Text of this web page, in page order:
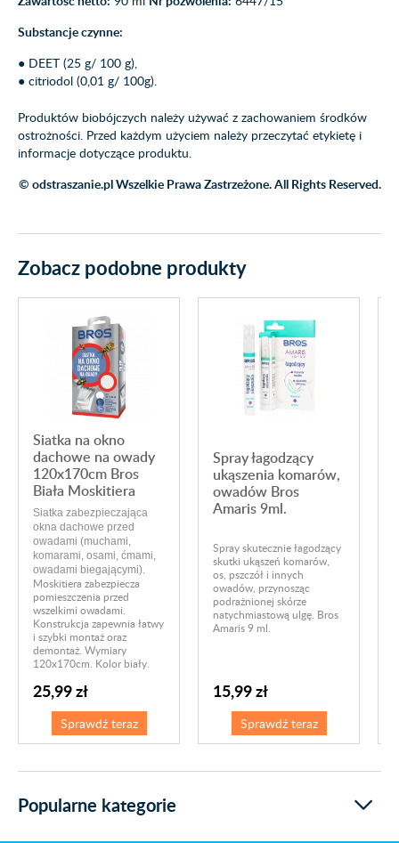
Substancje czynne:
● DEET (25 g/ 100 g),
● citriodol (0,01 g/ 100g).
Produktów biobójczych należy używać z zachowaniem środków
ostrożności. Przed każdym użyciem należy przeczytać etykietę i
informacje dotyczące produktu.
© odstraszanie.pl Wszelkie Prawa Zastrzeżone. All Rights Reserved.
Zobacz podobne produkty
Siatka na okno
dachowe na owady
120x170cm Bros
Biała Moskitiera
Siatka zabezpieczająca
okna dachowe przed
owadami (muchami,
komarami, osami, ćmami,
owadami biegającymi).
Moskitiera zabezpiecza
pomieszczenia przed
wszelkimi owadami.
Konstrukcja zapewnia łatwy
i szybki montaż oraz
demontaż. Wymiary
120x170cm. Kolor biały.
25,99 zł
Sprawdź teraz
Spray łagodzący
ukąszenia komarów,
owadów Bros
Amaris 9ml.
Spray skutecznie łagodzący
skutki ukąszeń komarów,
os, pszczół i innych
owadów, przynosząc
podrażnionej skórze
natychmiastową ulgę. Bros
Amaris 9 ml.
15,99 zł
Sprawdź teraz
Popularne kategorie